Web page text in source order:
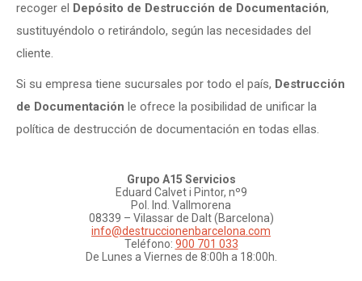
recoger el Depósito de Destrucción de Documentación,
sustituyéndolo o retirándolo, según las necesidades del
cliente.
Si su empresa tiene sucursales por todo el país, Destrucción
de Documentación le ofrece la posibilidad de unificar la
política de destrucción de documentación en todas ellas.
Grupo A15 Servicios
Eduard Calvet i Pintor, nº9
Pol. Ind. Vallmorena
08339 – Vilassar de Dalt (Barcelona)
info@destruccionenbarcelona.com
Teléfono: 900 701 033
De Lunes a Viernes de 8:00h a 18:00h.